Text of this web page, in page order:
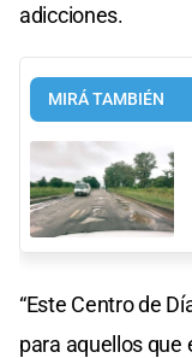
adicciones.
MIRÁ TAMBIÉN
“Este Centro de
para aquellos que